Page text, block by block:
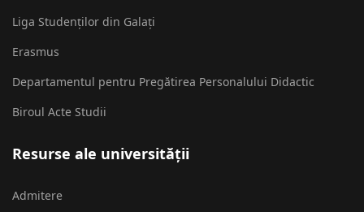
Liga Studenților din Galați
Erasmus
Departamentul pentru Pregătirea Personalului Didactic
Biroul Acte Studii
Resurse ale universității
Admitere